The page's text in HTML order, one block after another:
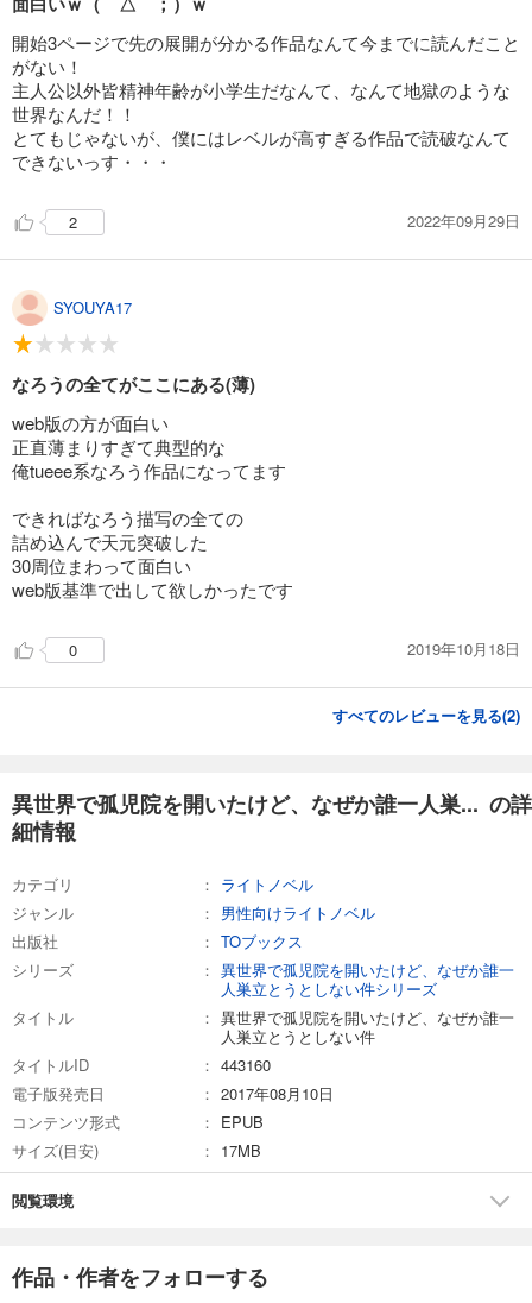
開始3ページで先の展開が分かる作品なんて今までに読んだこと
がない！
主人公以外皆精神年齢が小学生だなんて、なんて地獄のような
世界なんだ！！
とてもじゃないが、僕にはレベルが高すぎる作品で読破なんて
できないっす・・・
2 2022年09月29日
SYOUYA17
なろうの全てがここにある(薄)
web版の方が面白い
正直薄まりすぎて典型的な
俺tueee系なろう作品になってます
できればなろう描写の全ての
詰め込んで天元突破した
30周位まわって面白い
web版基準で出して欲しかったです
0 2019年10月18日
すべてのレビューを見る(2)
異世界で孤児院を開いたけど、なぜか誰一人巣... の詳
細情報
カテゴリ
ライトノベル
ジャンル
男性向けライトノベル
出版社
TOブックス
シリーズ
異世界で孤児院を開いたけど、なぜか誰一
人巣立とうとしない件シリーズ
タイトル
異世界で孤児院を開いたけど、なぜか誰一
人巣立とうとしない件
タイトルID
443160
電子版発売日
2017年08月10日
コンテンツ形式
EPUB
サイズ(目安)
17MB
閲覧環境
作品・作者をフォローする